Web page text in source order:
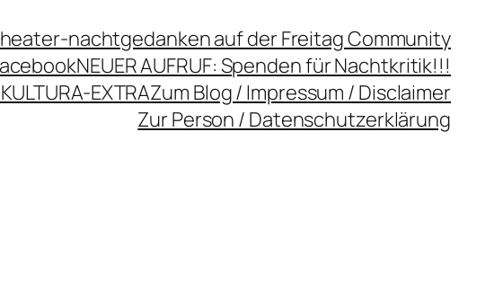
nachtgedanken auf der Freitag Community
NEUER AUFRUF: Spenden für Nachtkritik!!!
EXTRAZum Blog / Impressum / Disclaimer
Zur Person / Datenschutzerklärung